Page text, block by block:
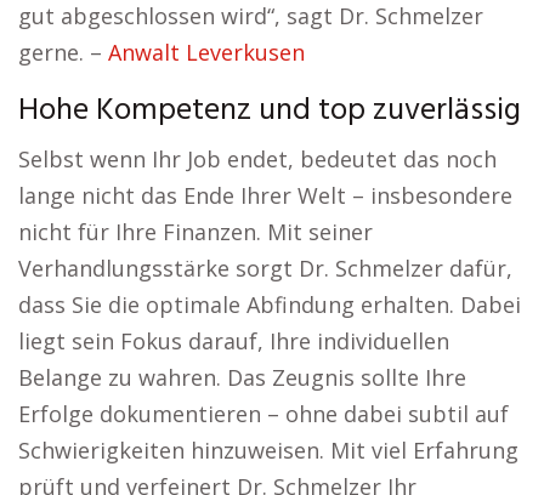
gut abgeschlossen wird“, sagt Dr. Schmelzer
gerne. – Anwalt Leverkusen
Hohe Kompetenz und top zuverlässig
Selbst wenn Ihr Job endet, bedeutet das noch
lange nicht das Ende Ihrer Welt – insbesondere
nicht für Ihre Finanzen. Mit seiner
Verhandlungsstärke sorgt Dr. Schmelzer dafür,
dass Sie die optimale Abfindung erhalten. Dabei
liegt sein Fokus darauf, Ihre individuellen
Belange zu wahren. Das Zeugnis sollte Ihre
Erfolge dokumentieren – ohne dabei subtil auf
Schwierigkeiten hinzuweisen. Mit viel Erfahrung
prüft und verfeinert Dr. Schmelzer Ihr